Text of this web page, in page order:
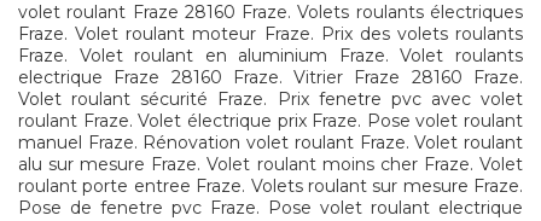
volet roulant Fraze 28160 Fraze. Volets roulants électriques
Fraze. Volet roulant moteur Fraze. Prix des volets roulants
Fraze. Volet roulant en aluminium Fraze. Volet roulants
electrique Fraze 28160 Fraze. Vitrier Fraze 28160 Fraze.
Volet roulant sécurité Fraze. Prix fenetre pvc avec volet
roulant Fraze. Volet électrique prix Fraze. Pose volet roulant
manuel Fraze. Rénovation volet roulant Fraze. Volet roulant
alu sur mesure Fraze. Volet roulant moins cher Fraze. Volet
roulant porte entree Fraze. Volets roulant sur mesure Fraze.
Pose de fenetre pvc Fraze. Pose volet roulant electrique